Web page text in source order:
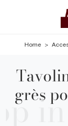
Home >
grès